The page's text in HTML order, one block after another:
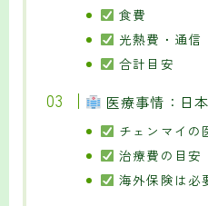
食費
光熱費・通信
合計目安
医療事情：日
チェンマイの
治療費の目安
海外保険は必